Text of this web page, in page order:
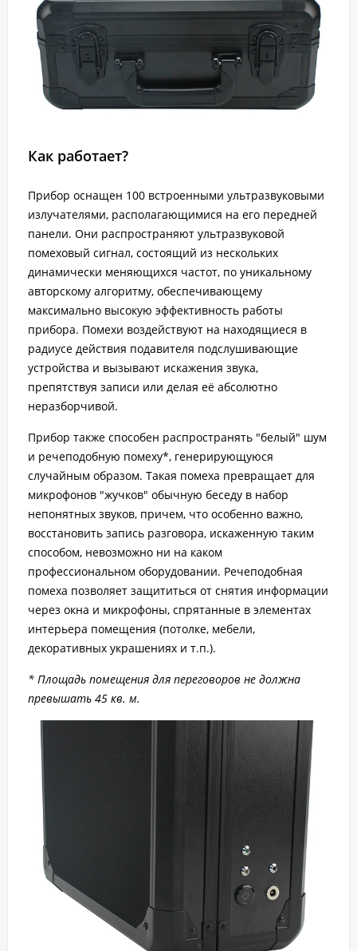
Как работает?
Прибор оснащен 100 встроенными ультразвуковыми
излучателями, располагающимися на его передней
панели. Они распространяют ультразвуковой
помеховый сигнал, состоящий из нескольких
динамически меняющихся частот, по уникальному
авторскому алгоритму, обеспечивающему
максимально высокую эффективность работы
прибора. Помехи воздействуют на находящиеся в
радиусе действия подавителя подслушивающие
устройства и вызывают искажения звука,
препятствуя записи или делая её абсолютно
неразборчивой.
Прибор также способен распространять "белый" шум
и речеподобную помеху*, генерирующуюся
случайным образом. Такая помеха превращает для
микрофонов "жучков" обычную беседу в набор
непонятных звуков, причем, что особенно важно,
восстановить запись разговора, искаженную таким
способом, невозможно ни на каком
профессиональном оборудовании. Речеподобная
помеха позволяет защититься от снятия информации
через окна и микрофоны, спрятанные в элементах
интерьера помещения (потолке, мебели,
декоративных украшениях и т.п.).
* Площадь помещения для переговоров не должна
превышать 45 кв. м.